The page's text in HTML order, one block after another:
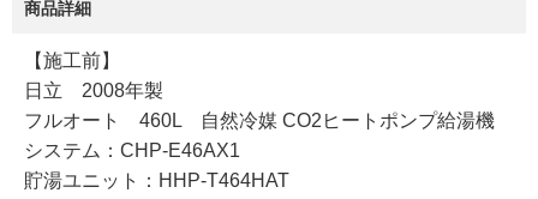
商品詳細
【施工前】
日立 2008年製
フルオート 460L 自然冷媒 CO2ヒートポンプ給湯機
システム：CHP-E46AX1
貯湯ユニット：HHP-T464HAT